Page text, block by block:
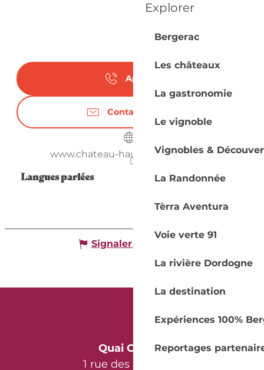
Explorer
Bergerac
Les châteaux
La gastronomie
Le vignoble
Vignobles &
La Randonnée
Tèrra Aventura
Voie verte 91
La rivière Dordogne
La destination
Expériences 100%
Reportages
Appeler
Contactez-nous
www.chateau-haut-lamouthe.com
Langues parlées
Langues parlées
Signaler une erreur
Quai Cyrano
1 rue des Récollets